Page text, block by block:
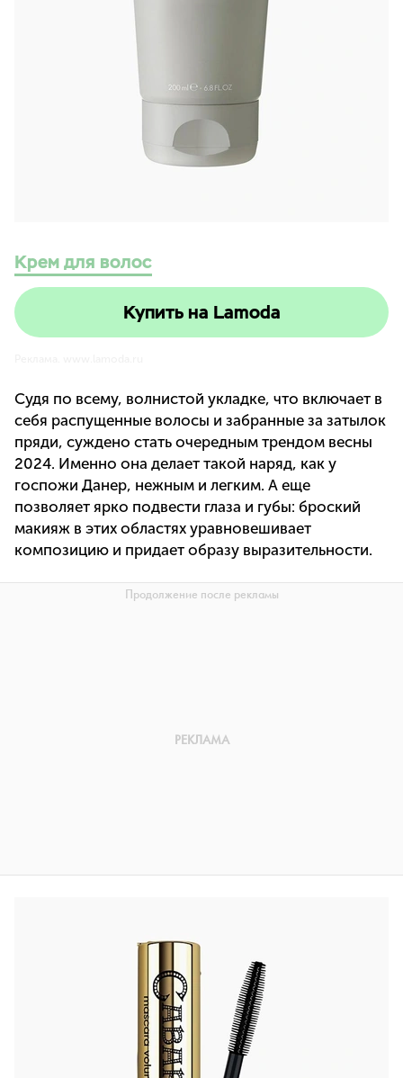
Крем для волос
Купить на Lamoda
Судя по всему, волнистой укладке, что включает в
себя распущенные волосы и забранные за затылок
пряди, суждено стать очередным трендом весны
2024. Именно она делает такой наряд, как у
госпожи Данер, нежным и легким. А еще
позволяет ярко подвести глаза и губы: броский
макияж в этих областях уравновешивает
композицию и придает образу выразительности.